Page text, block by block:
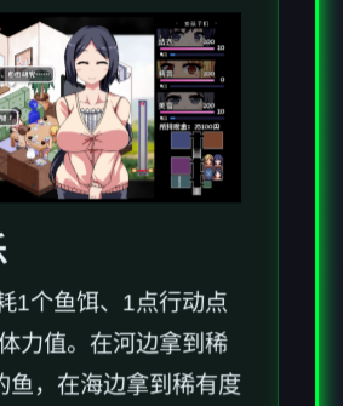
1个鱼饵、1点行动点
力值。在河边拿到稀
鱼，在海边拿到稀有度